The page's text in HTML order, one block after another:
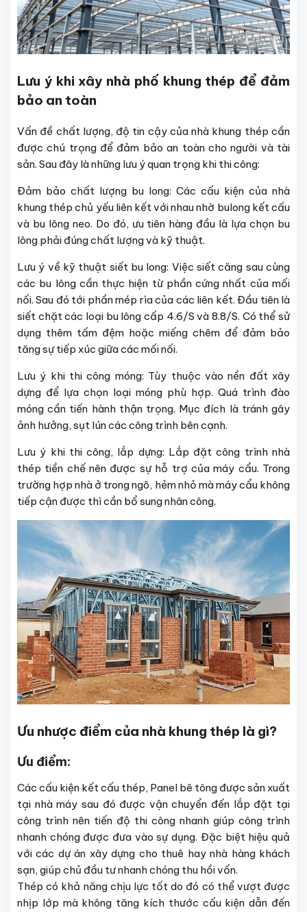
Lưu ý khi xây nhà phố khung thép để đảm
bảo an toàn
Vấn đề chất lượng, độ tin cậy của nhà khung thép cần
được chú trọng để đảm bảo an toàn cho người và tài
sản. Sau đây là những lưu ý quan trọng khi thi công:
Đảm bảo chất lượng bu long: Các cấu kiện của nhà
khung thép chủ yếu liên kết với nhau nhờ bulong kết cấu
và bu lông neo. Do đó, ưu tiên hàng đầu là lựa chọn bu
lông phải đúng chất lượng và kỹ thuật.
Lưu ý về kỹ thuật siết bu long: Việc siết căng sau cùng
các bu lông cần thực hiện từ phần cứng nhất của mối
nối. Sau đó tới phần mép rìa của các liên kết. Đầu tiên là
siết chặt các loại bu lông cấp 4.6/S và 8.8/S. Có thể sử
dụng thêm tấm đệm hoặc miếng chêm để đảm bảo
tăng sự tiếp xúc giữa các mối nối.
Lưu ý khi thi công móng: Tùy thuộc vào nền đất xây
dựng để lựa chọn loại móng phù hợp. Quá trình đào
móng cần tiến hành thận trọng. Mục đích là tránh gây
ảnh hưởng, sụt lún các công trình bên cạnh.
Lưu ý khi thi công, lắp dựng: Lắp đặt công trình nhà
thép tiền chế nên được sự hỗ trợ của máy cẩu. Trong
trường hợp nhà ở trong ngõ, hẻm nhỏ mà máy cẩu không
tiếp cận được thì cần bổ sung nhân công.
Ưu nhược điểm của nhà khung thép là gì?
Ưu điểm:
Các cấu kiện kết cấu thép, Panel bê tông được sản xuất
tại nhà máy sau đó được vận chuyển đến lắp đặt tại
công trình nên tiến độ thi công nhanh giúp công trình
nhanh chóng được đưa vào sự dụng. Đặc biệt hiệu quả
với các dự án xây dựng cho thuê hay nhà hàng khách
sạn, giúp chủ đầu tư nhanh chóng thu hồi vốn.
Thép có khả năng chịu lực tốt do đó có thể vượt được
nhịp lớp mà không tăng kích thước cấu kiện dẫn đến